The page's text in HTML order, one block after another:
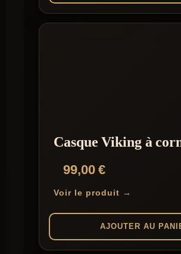
Casque Viking à
99,00€
Voir le produit →
AJOUTER AU